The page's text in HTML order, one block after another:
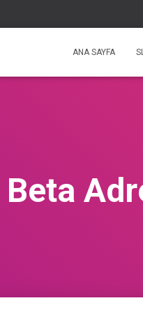
ANA SAYFA
Beta